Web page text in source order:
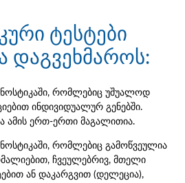
ტესტები
დაგვეხმაროს:
რომლებიც უშუალოდ
ინდივიდუალურ გენებში.
ამის ერთ-ერთი მაგალითია.
რომლებიც გამოწვეულია
ჩვეულებრივ, მთელი
ან დაკარგვით (დელეცია),